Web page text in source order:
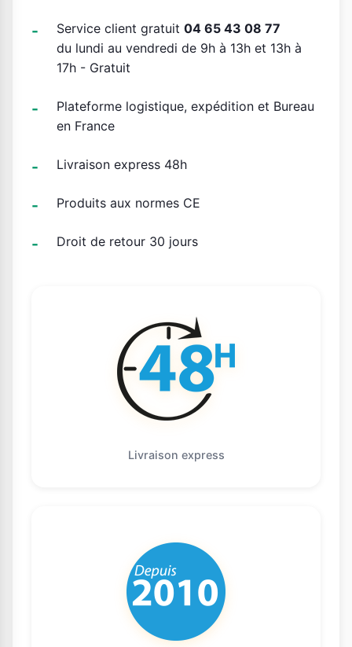
Service client gratuit 04 65 43 08 77
du lundi au vendredi de 9h à 13h et 13h à
17h - Gratuit
Plateforme logistique, expédition et Bureau
en France
Livraison express 48h
Produits aux normes CE
Droit de retour 30 jours
Livraison express